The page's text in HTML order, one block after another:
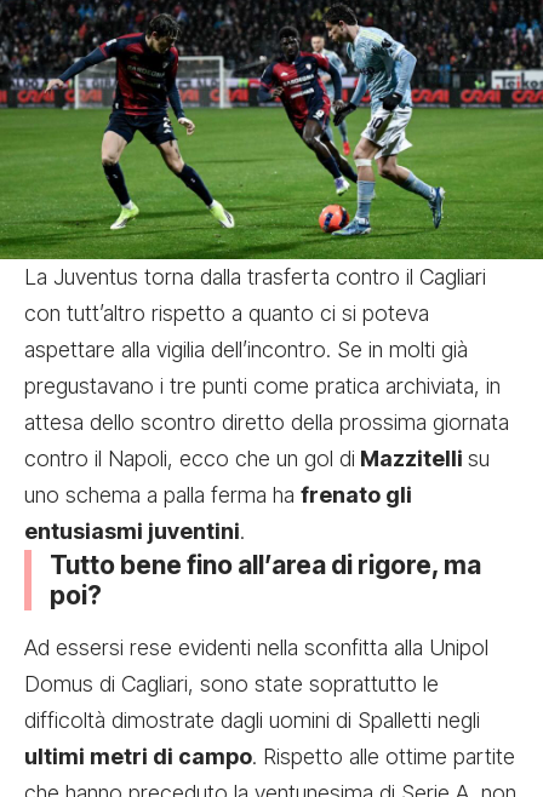
La Juventus torna dalla trasferta contro il Cagliari
con tutt’altro rispetto a quanto ci si poteva
aspettare alla vigilia dell’incontro. Se in molti già
pregustavano i tre punti come pratica archiviata, in
attesa dello scontro diretto della prossima giornata
contro il Napoli, ecco che un gol di Mazzitelli su
uno schema a palla ferma ha frenato gli
entusiasmi juventini.
Tutto bene fino all’area di rigore, ma
poi?
Ad essersi rese evidenti nella sconfitta alla Unipol
Domus di Cagliari, sono state soprattutto le
difficoltà dimostrate dagli uomini di Spalletti negli
ultimi metri di campo. Rispetto alle ottime partite